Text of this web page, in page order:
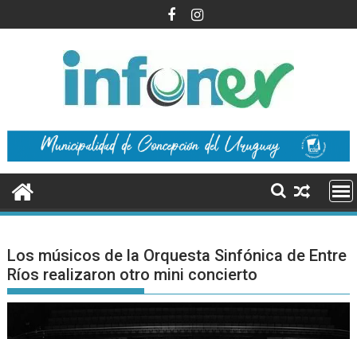
al
Los músicos de la Orquesta Sinfónica de Entre
Ríos realizaron otro mini concierto